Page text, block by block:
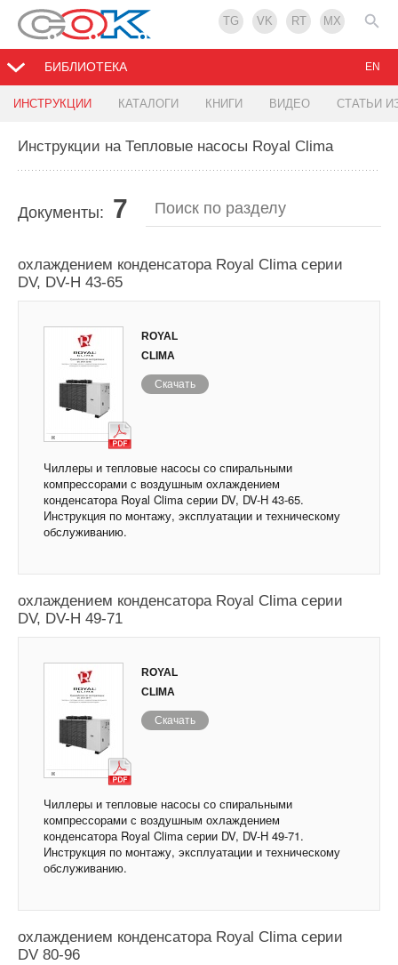
TG VK RT MX
БИБЛИОТЕКА
ИНСТРУКЦИИ КАТАЛОГИ КНИГИ ВИДЕО СТАТЬИ
EN
Инструкции на Тепловые насосы Royal Clima
Документы: 7
охлаждением конденсатора Royal Clima серии
DV, DV-H 43-65
ROYAL
CLIMA
Скачать
Чиллеры и тепловые насосы со спиральными
компрессорами с воздушным охлаждением
конденсатора Royal Clima серии DV, DV-H 43-65.
Инструкция по монтажу, эксплуатации и техническому
обслуживанию.
охлаждением конденсатора Royal Clima серии
DV, DV-H 49-71
ROYAL
CLIMA
Скачать
Чиллеры и тепловые насосы со спиральными
компрессорами с воздушным охлаждением
конденсатора Royal Clima серии DV, DV-H 49-71.
Инструкция по монтажу, эксплуатации и техническому
обслуживанию.
охлаждением конденсатора Royal Clima серии
DV 80-96